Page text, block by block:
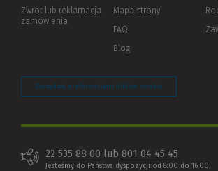
innej
Zwrot lub reklamacja
zamówienia
Mapa strony
FAQ
Blog
Zarządzaj preferencjami plików cookie
22 535 88 00 lub 801 04 45 45
Jesteśmy do Państwa dyspozycji od 8:00 do 16:00